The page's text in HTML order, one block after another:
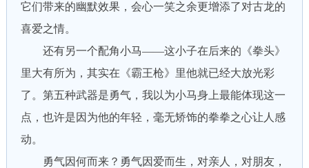
它们带来的幽默效果，会心一笑之余更增添了对古龙的
喜爱之情。
还有另一个配角小马——这小子在后来的《拳头》
里大有所为，其实在《霸王枪》里他就已经大放光彩
了。第五种武器是勇气，我以为小马身上最能体现这一
点，也许是因为他的年轻，毫无矫饰的拳拳之心让人感
动。
勇气因何而来？勇气因爱而生，对亲人，对朋友，